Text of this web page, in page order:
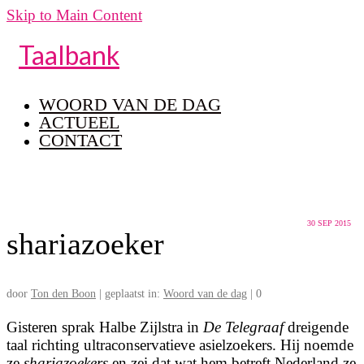
Skip to Main Content
Taalbank
WOORD VAN DE DAG
ACTUEEL
CONTACT
30 SEP 2015
shariazoeker
door Ton den Boon geplaatst in: Woord van de dag 0
Gisteren sprak Halbe Zijlstra in De Telegraafdreigende
taal richting ultraconservatieve asielzoekers. Hij noemde